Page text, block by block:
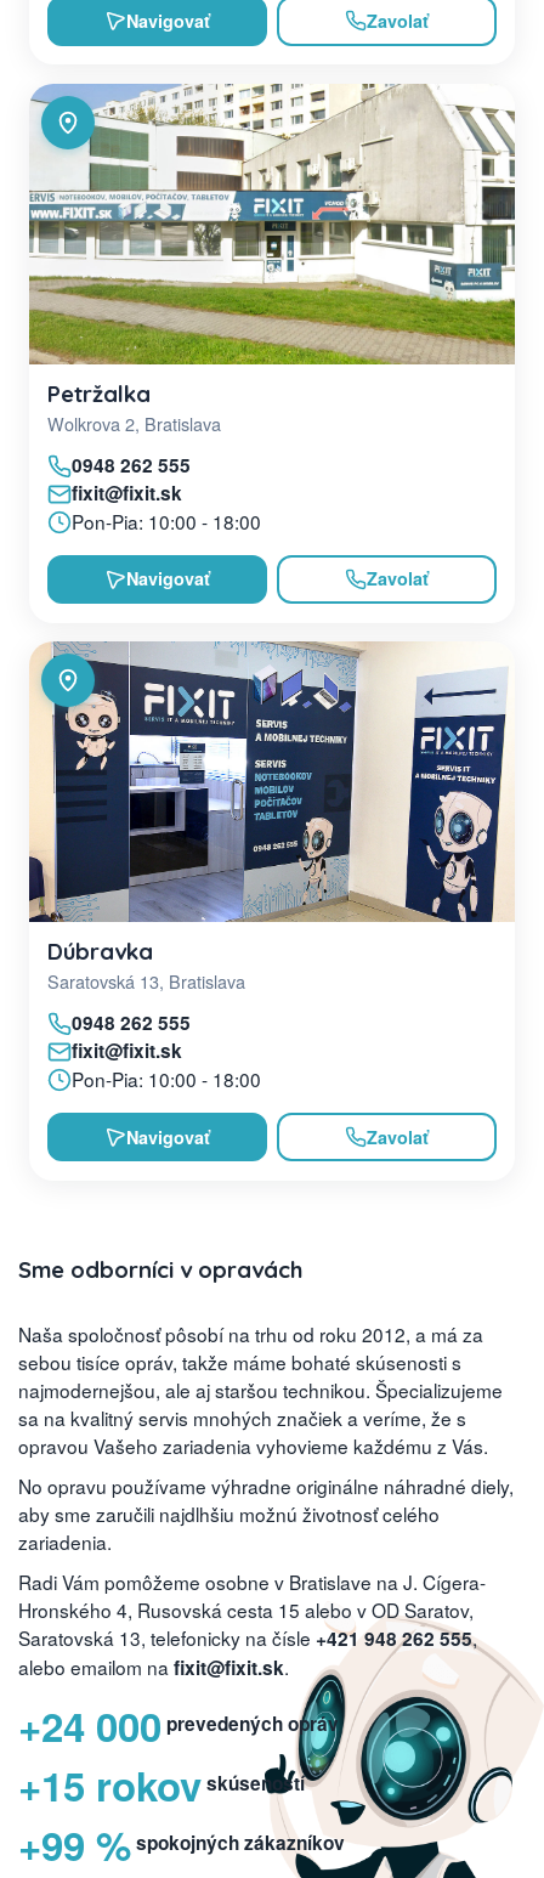
Navigovať Zavolať
Petržalka
Wolkrova 2, Bratislava
0948 262 555
fixit@fixit.sk
Pon-Pia: 10:00 - 18:00
Navigovať Zavolať
Dúbravka
Saratovská 13, Bratislava
0948 262 555
fixit@fixit.sk
Pon-Pia: 10:00 - 18:00
Navigovať Zavolať
Sme odborníci v opravách
Naša spoločnosť pôsobí na trhu od roku 2012, a má za
sebou tisíce opráv, takže máme bohaté skúsenosti s
najmodernejšou, ale aj staršou technikou. Špecializujeme
sa na kvalitný servis mnohých značiek a veríme, že s
opravou Vašeho zariadenia vyhovieme každému z Vás.
No opravu používame výhradne originálne náhradné diely,
aby sme zaručili najdlhšiu možnú životnosť celého
zariadenia.
Radi Vám pomôžeme osobne v Bratislave na J. Cígera-
Hronského 4, Rusovská cesta 15 alebo v OD Saratov,
Saratovská 13, telefonicky na čísle +421 948 262 555,
alebo emailom na fixit@fixit.sk.
+24 000 prevedených opráv
+15 rokovskúseností
+99 %spokojných zákazníkov